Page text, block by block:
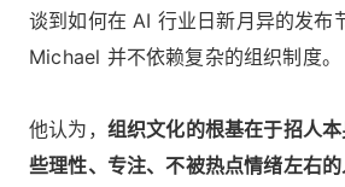
谈到如何在 AI 行业日新月异的发布
Michael 并不依赖复杂的组织制度。
他认为， 组织文化的根基在于招人
些理性、专注、不被热点情绪左右